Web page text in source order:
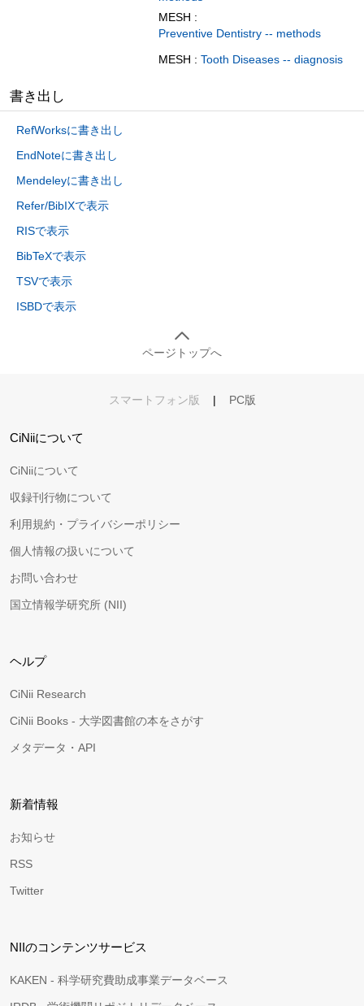
MESH :
Preventive Dentistry -- methods
MESH : Tooth Diseases -- diagnosis
書き出し
RefWorksに書き出し
EndNoteに書き出し
Mendeleyに書き出し
Refer/BibIXで表示
RISで表示
BibTeXで表示
TSVで表示
ISBDで表示
ページトップへ
スマートフォン版 | PC版
CiNiiについて
CiNiiについて
収録刊行物について
利用規約・プライバシーポリシー
個人情報の扱いについて
お問い合わせ
国立情報学研究所 (NII)
ヘルプ
CiNii Research
CiNii Books - 大学図書館の本をさがす
メタデータ・API
新着情報
お知らせ
RSS
Twitter
NIIのコンテンツサービス
KAKEN - 科学研究費助成事業データベース